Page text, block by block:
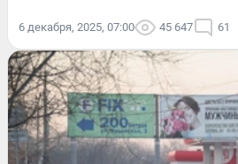
6 декабря, 2025, 07:00 45 647 61